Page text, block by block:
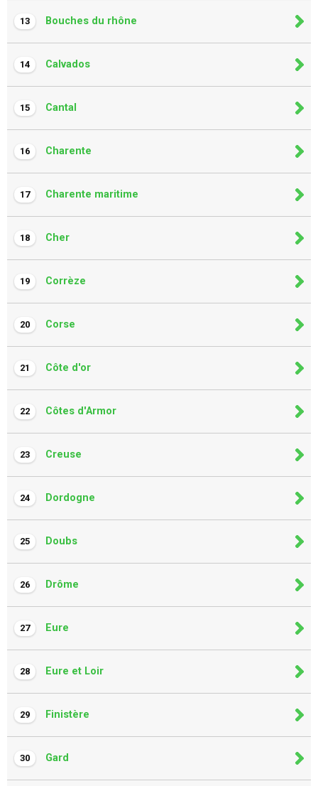
13 Bouches du rhône
14 Calvados
15 Cantal
16 Charente
17 Charente maritime
18 Cher
19 Corrèze
20 Corse
21 Côte d'or
22 Côtes d'Armor
23 Creuse
24 Dordogne
25 Doubs
26 Drôme
27 Eure
28 Eure et Loir
29 Finistère
30 Gard